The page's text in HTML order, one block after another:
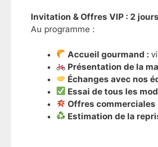
Invitation & Offres VIP : 2
Au programme :
Accueil gourmand :
Présentation de la
Échanges avec nos
Essai de tous les
Offres commerciales
Estimation de la